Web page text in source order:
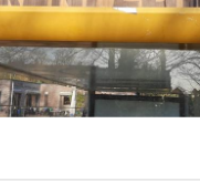
zal snel